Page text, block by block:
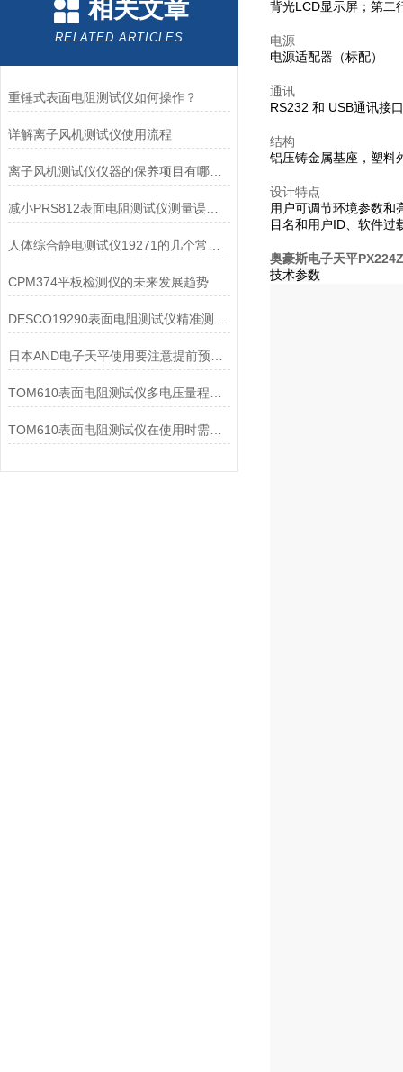
相关文章
RELATED ARTICLES
重锤式表面电阻测试仪如何操作？
详解离子风机测试仪使用流程
离子风机测试仪仪器的保养项目有哪些？
减小PRS812表面电阻测试仪测量误差的方法
CPM374平板检测仪的未来发展趋势
TOM610表面电阻测试仪在使用时需要注意的方面有以下几点
背光LCD显示屏；第二
电源
电源适配器（标配）
通讯
RS232 和 USB通讯接
结构
铝压铸金属基座，塑料
设计特点
用户可调节环境参数和
目名和用户ID、软件过
奥豪斯电子天平
技术参数